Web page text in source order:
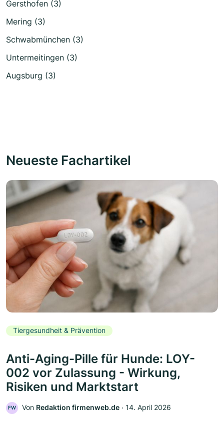
Gersthofen (3)
Mering (3)
Schwabmünchen (3)
Untermeitingen (3)
Augsburg (3)
Neueste Fachartikel
Tiergesundheit & Prävention
Anti-Aging-Pille für Hunde: LOY-
002 vor Zulassung - Wirkung,
Risiken und Marktstart
FW Von Redaktion firmenweb.de ‧ 14. April 2026